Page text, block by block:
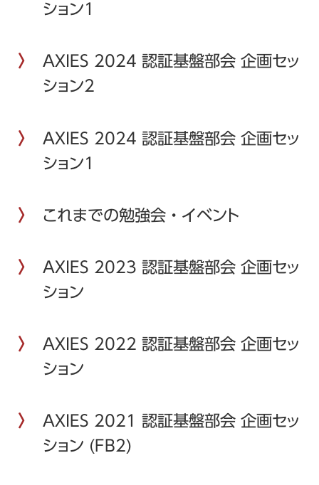
ション1
AXIES 2024 認証基盤部会 企画セッ
ション2
AXIES 2024 認証基盤部会 企画セッ
ション1
これまでの勉強会・イベント
AXIES 2023 認証基盤部会 企画セッ
ション
AXIES 2022 認証基盤部会 企画セッ
ション
AXIES 2021 認証基盤部会 企画セッ
ション (FB2)